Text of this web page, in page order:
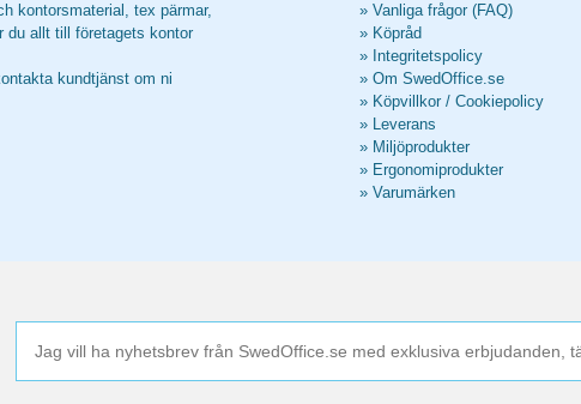
kontorsmaterial, tex pärmar,
du allt till företagets kontor
kundtjänst om ni
» Vanliga frågor (FAQ)
» Köpråd
» Integritetspolicy
» Om SwedOffice.se
» Köpvillkor / Cookiepolicy
» Leverans
» Miljöprodukter
» Ergonomiprodukter
» Varumärken